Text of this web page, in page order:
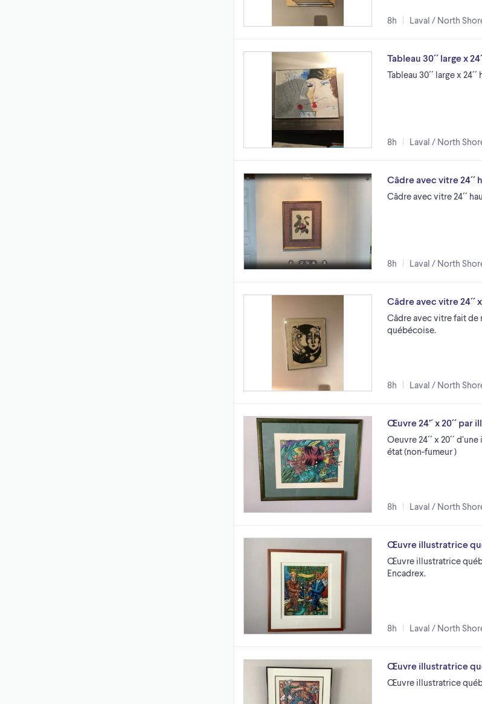
8h Laval / North
Tableau 30´´ large x
Tableau 30´´ large x
8h Laval / North
Câdre avec vitre 24´´
Câdre avec vitre 24´´
8h Laval / North
Câdre avec vitre 24´´
Câdre avec vitre fait de
québécoise.
8h Laval / North
Œuvre 24’´ x 20´´
Oeuvre 24´´ x 20´´
état (non-fumeur )
8h Laval / North
Œuvre illustratrice
Œuvre illustratrice
Encadrex.
8h Laval / North
Œuvre illustratrice
Œuvre illustratrice